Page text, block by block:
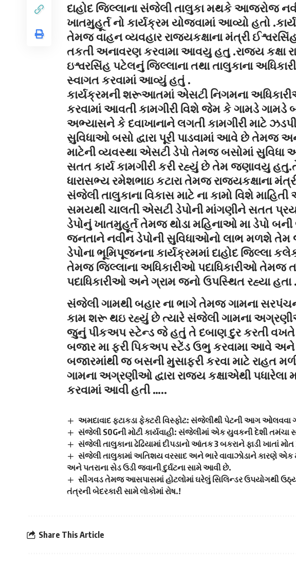
દાહોદ જિલ્લાના સંજેલી તાલુકા મથકે આજરોજ
ખાતમુહૂર્ત નો કાર્યક્રમ યોજવામાં આવ્યો હતો
તેમજ વાહન વ્યવહાર રાજ્યકક્ષાના મંત્રી
તકતી અનાવરણ કરવામા આવયુ હતુ .રાજ્ય કક્ષા
ઇશ્વરસિંહ પટેલનું જિલ્લાના તથા તાલુકાના
સ્વાગત કરવામાં આવ્યું હતું .
કાર્યક્રમની શરૂઆતમાં એસટી નિગમના અધિકારીઓ
કરવામાં આવતી કામગીરી વિશે જેમ કે ગામડે ગામડે
અભ્યાસને કે દવાખાનાને લગતી કામગીરી માટે
સુવિધાઓ બસો દ્વારા પૂરી પાડવામાં આવે છે તેમજ
માટેની વ્યવસ્થા એસટી ડેપો તેમજ બસોમાં સુવિધા ઓ
સતત કાર્ય કામગીરી કરી રહ્યું છે તેમ જણાવયુ
ધારાસભ્ય રમેશભાઇ કટારા તેમજ રાજ્યકક્ષાના
સંજેલી તાલુકાના વિકાસ માટે ના કામો વિશે
સમયથી ચાલતી એસટી ડેપોની માંગણીને સતત
ડેપોનું ખાતમુહૂર્ત તેમજ થોડા મહિનાઓ મા ડેપો
જનતાને નવીન ડેપોની સુવિધાઓનો લાભ મળશે
ડેપોના ભૂમિપૂજનના કાર્યક્રમમાં દાહોદ જિલ્લા
તેમજ જિલ્લાના અધિકારીઓ પદાધિકારીઓ તેમજ
પદાધિકારીઓ અને ગ્રામ જનો ઉપસ્થિત રહ્યા હતા
સંજેલી ગામથી બહાર ના ભાગે તેમજ ગામના
કામ શરૂ થઇ રહ્યું છે ત્યારે સંજેલી ગામના અગ્રણીઓ
જુનું પીકઅપ સ્ટેન્ડ જે હતું તે દબાણ દુર કરતી વખતે
બજાર મા ફરી પિકઅપ સ્ટેંડ ઉભુ કરવામા આવે
બજારમાંથી જ બસની મુસાફરી કરવા માટે રાહત
ગામના અગ્રણીઓ દ્વારા રાજ્ય કક્ષાએથી
કરવામાં આવી હતી …..
અમદાવાદ ફટાકડા ફેક્ટરી વિસ્ફોટ: સંજેલીથી પેટની આગ ઓલવવા
સંજેલી S0Gની મોટી કાર્યવાહી: સંજેલીમાં એક યુવકની દેશી તમંચા
સંજેલી તાલુકાના ઢેઢિયામાં દીપડાનો આંતક 3 બકરાને ફાડી ખાતાં
સંજેલી તાલુકામાં અતિશય વરસાદ અને ભારે વાવાઝોડાને કારણે એક
અને પતરાના સેડ ઉડી જવાની દુર્ઘટના સામે આવી છે.
સીંગવડ તેમજ આસપાસમાં હોટલોમાં ઘરેલું સિલિન્ડર ઉપયોગથી
તંત્રની બેદરકારી સામે લોકોમાં રોષ.!
Share This Article